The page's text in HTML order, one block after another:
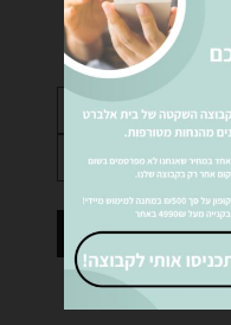
לנו הודעה!
האתר